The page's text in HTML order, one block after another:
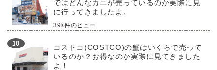
ではどんなカニが売っているのか実際に見
に行ってきましたよ。
39k件のビュー
コストコ(COSTCO)の蟹はいくらで売って
いるのか？お得なのか実際に見てきました
よ！